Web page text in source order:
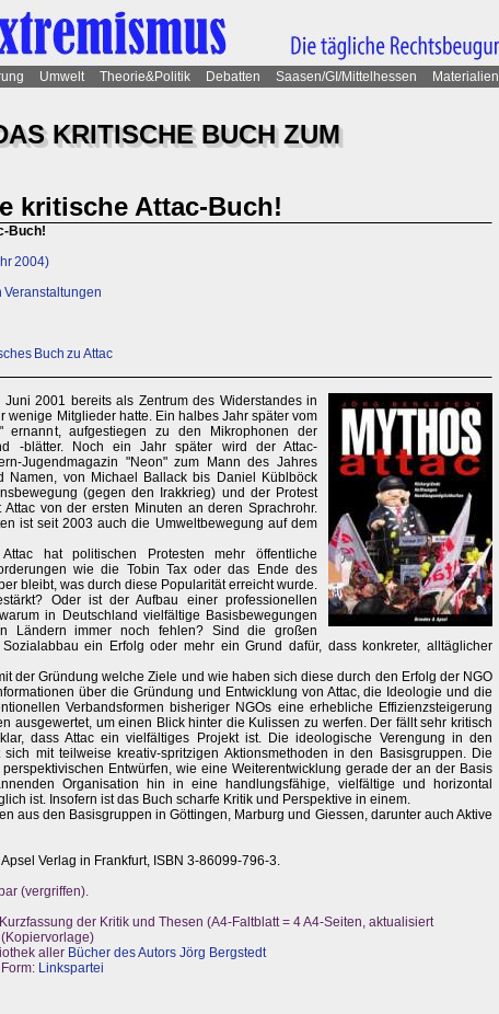
Umwelt Theorie&Politik Debatten Saasen/GI/Mittelhessen Materialien
KRITISCHE BUCH ZUM
kritische Attac-Buch!
Buch!
2004)
Veranstaltungen
Buch zu Attac
2001 bereits als Zentrum des Widerstandes in
wenige Mitglieder hatte. Ein halbes Jahr später vom
ernannt, aufgestiegen zu den Mikrophonen der
-blätter. Noch ein Jahr später wird der Attac-
Jugendmagazin "Neon" zum Mann des Jahres
von Michael Ballack bis Daniel Küblböck
(gegen den Irakkrieg) und der Protest
von der ersten Minuten an deren Sprachrohr.
ist seit 2003 auch die Umweltbewegung auf dem
hat politischen Protesten mehr öffentliche
wie die Tobin Tax oder das Ende des
bleibt, was durch diese Popularität erreicht wurde.
Oder ist der Aufbau einer professionellen
in Deutschland vielfältige Basisbewegungen
Ländern immer noch fehlen? Sind die großen
ein Erfolg oder mehr ein Grund dafür, dass konkreter, alltäglicher
der Gründung welche Ziele und wie haben sich diese durch den Erfolg der NGO
über die Gründung und Entwicklung von Attac, die Ideologie und die
Verbandsformen bisheriger NGOs eine erhebliche Effizienzsteigerung
ausgewertet, um einen Blick hinter die Kulissen zu werfen. Der fällt sehr kritisch
dass Attac ein vielfältiges Projekt ist. Die ideologische Verengung in den
mit teilweise kreativ-spritzigen Aktionsmethoden in den Basisgruppen. Die
Entwürfen, wie eine Weiterentwicklung gerade der an der Basis
Organisation hin in eine handlungsfähige, vielfältige und horizontal
ist. Insofern ist das Buch scharfe Kritik und Perspektive in einem.
aus den Basisgruppen in Göttingen, Marburg und Giessen, darunter auch Aktive
Verlag in Frankfurt, ISBN 3-86099-796-3.
(vergriffen).
der Kritik und Thesen (A4-Faltblatt = 4 A4-Seiten, aktualisiert
aller Bücher des Autors Jörg Bergstedt
Linkspartei